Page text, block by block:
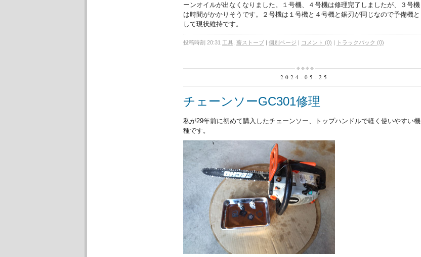
ーンオイルが出なくなりました。１号機、４号機は修理完了しましたが、３号機
は時間がかかりそうです。２号機は１号機と４号機と鋸刃が同じなので予備機と
して現状維持です。
投稿時刻 20:31 工具 薪ストーブ | 個別ページ | コメント (0) | トラックバック (0)
2024-05-25
チェーンソーGC301修理
私が29年前に初めて購入したチェーンソー、トップハンドルで軽く使いやすい機
種です。